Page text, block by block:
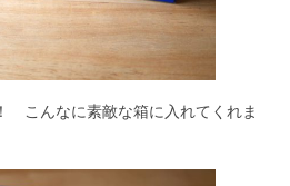
こんなに素敵な箱に入れてくれま